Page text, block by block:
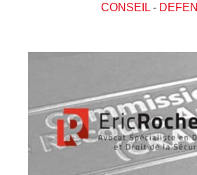
CONSEIL-